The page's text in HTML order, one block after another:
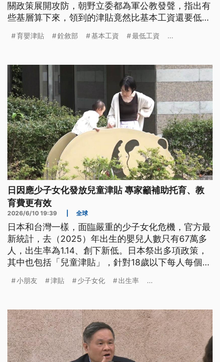
關政策展開攻防，朝野立委都為軍公教發聲，指出有
些基層算下來，領到的津貼竟然比基本工資還要低，
預算來補差額。
育嬰津貼 銓敘部 基本工資 最低工資 ...
日因應少子女化發放兒童津貼 專家籲補助托育、教
育費更有效
2026/6/10 19:39 全球
日本和台灣一樣，面臨嚴重的少子女化危機，官方最
新統計，去（2025）年出生的嬰兒人數只有67萬多
人，出生率為1.14、創下新低。日本祭出多項政策，
其中也包括「兒童津貼」，針對18歲以下每人每個月
津貼的效果，可能僅限於收入較低的家庭，建議能補
小朋友 津貼 少子女化 出生率 ...